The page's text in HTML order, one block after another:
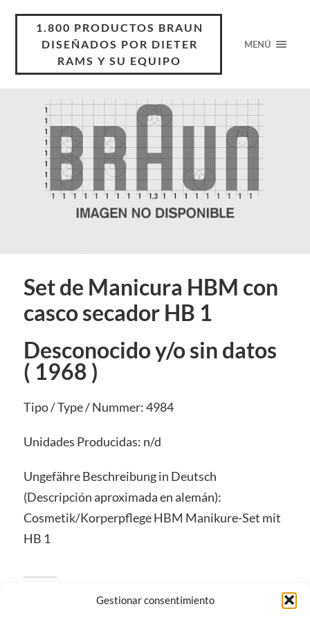
Gestionar consentimiento
1.800 PRODUCTOS BRAUN
DISEÑADOS POR DIETER
RAMS Y SU EQUIPO
MENÚ
Set de Manicura HBM con
casco secador HB 1
Desconocido y/o sin datos
( 1968 )
Tipo / Type / Nummer: 4984
Unidades Producidas: n/d
Ungefähre Beschreibung in Deutsch
(Descripción aproximada en alemán):
Cosmetik/Korperpflege HBM Manikure-Set mit
HB 1
22 de mayo de 2019